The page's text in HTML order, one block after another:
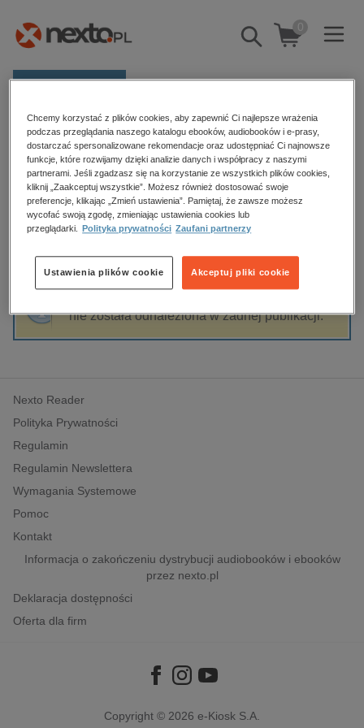
Pokaż/schowaj
wyszukiwarkę
0
Kategorie
Zobacz wszystkie E-prasa
budownictwo, aranżacja wnętrz
biznesowe, branżowe, gospodarka
dzienniki
edukacja
hobby, sport, rozrywka
komputery, internet, technologie, informatyka
polityka, społeczno-informacyjne
psychologiczne
inne
popularno-naukowe
historia
Strona główna Małgorzata Łabęcka-Koecherowa
Małgorzata Łabęcka-Koecherowa
Sortowanie Filtrowanie
nie została odnaleziona w żadnej publikacji.
Nexto Reader
Polityka Prywatności
Regulamin
Regulamin Newslettera
Wymagania Systemowe
Pomoc
Kontakt
Informacja o zakończeniu dystrybucji audiobooków i ebooków
przez nexto.pl
Deklaracja dostępności
Oferta dla firm
Copyright © 2026 e-Kiosk S.A.
Chcemy korzystać z plików cookies, aby zapewnić Ci najlepsze wrażenia
podczas przeglądania naszego katalogu ebooków, audiobooków i e-prasy,
dostarczać spersonalizowane rekomendacje oraz udostępniać Ci najnowsze
funkcje, które rozwijamy dzięki analizie danych i współpracy z naszymi
partnerami. Jeśli zgadzasz się na korzystanie ze wszystkich plików cookies,
kliknij „Zaakceptuj wszystkie”. Możesz również dostosować swoje
preferencje, klikając „Zmień ustawienia”. Pamiętaj, że zawsze możesz
wycofać swoją zgodę, zmieniając ustawienia cookies lub
przeglądarki.
Polityka prywatności Zaufani partnerzy
Akceptuj pliki cookie
Ustawienia plików cookie